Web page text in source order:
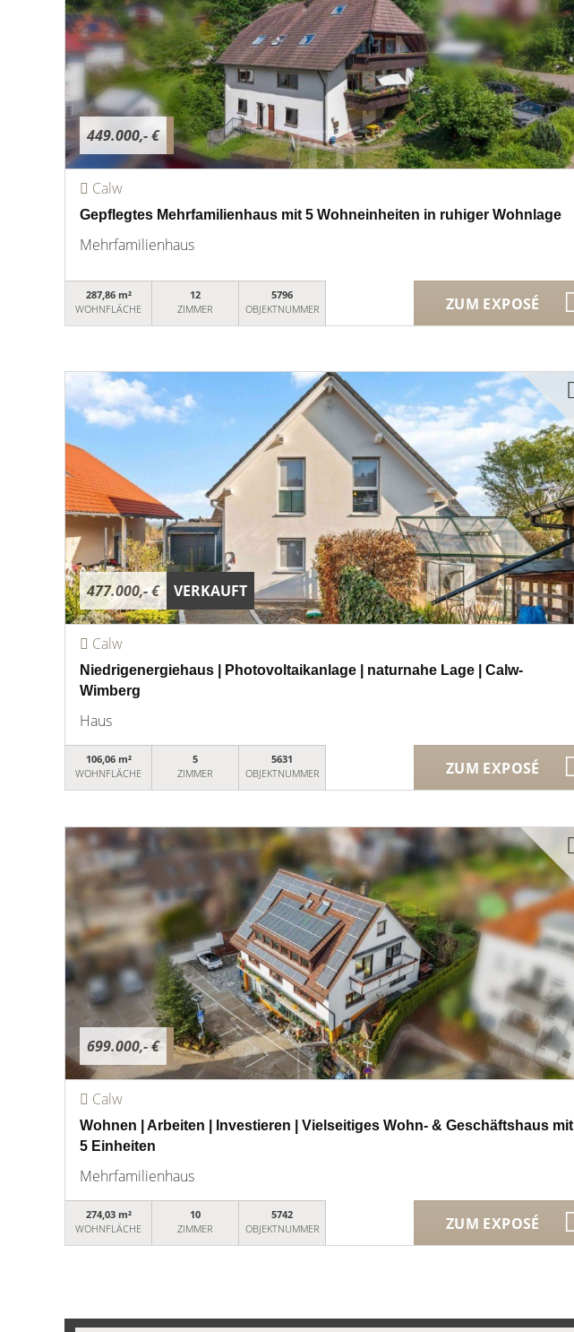
449.000,- €
Calw
Gepflegtes Mehrfamilienhaus mit 5 Wohneinheiten in ruhiger Wohnlage
Mehrfamilienhaus
287,86 m²
WOHNFLÄCHE
12
ZIMMER
5796
OBJEKTNUMMER
ZUM EXPOSÉ
477.000,- € VERKAUFT
Calw
Niedrigenergiehaus | Photovoltaikanlage | naturnahe Lage | Calw-
Wimberg
Haus
106,06 m²
WOHNFLÄCHE
5
ZIMMER
5631
OBJEKTNUMMER
ZUM EXPOSÉ
699.000,- €
Calw
Wohnen | Arbeiten | Investieren | Vielseitiges Wohn- & Geschäftshaus mit
5 Einheiten
Mehrfamilienhaus
274,03 m²
WOHNFLÄCHE
10
ZIMMER
5742
OBJEKTNUMMER
ZUM EXPOSÉ